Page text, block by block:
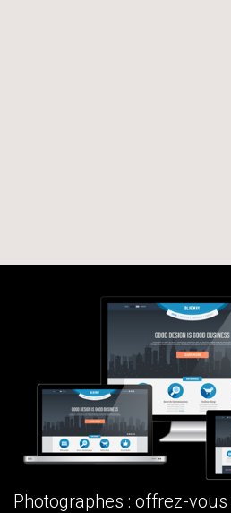
Photographes : offrez-